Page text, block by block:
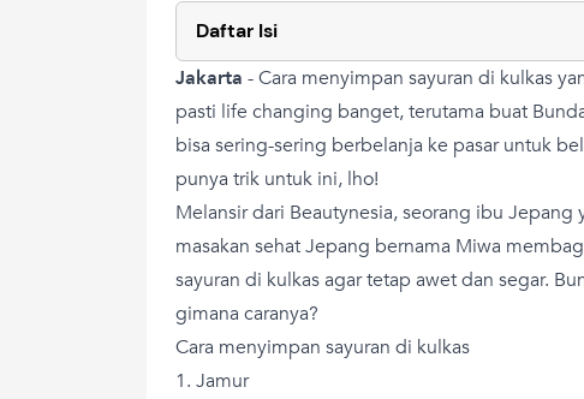
Daftar Isi
Jakarta -Cara menyimpan sayuran di kulkas
pasti life changing banget, terutama buat
bisa sering-sering berbelanja ke pasar untuk
punya trik untuk ini, lho!
Melansir dari Beautynesia, seorang ibu
masakan sehat Jepang bernama Miwa
sayuran di kulkas agar tetap awet dan segar.
gimana caranya?
Cara menyimpan sayuran di kulkas
1. Jamur